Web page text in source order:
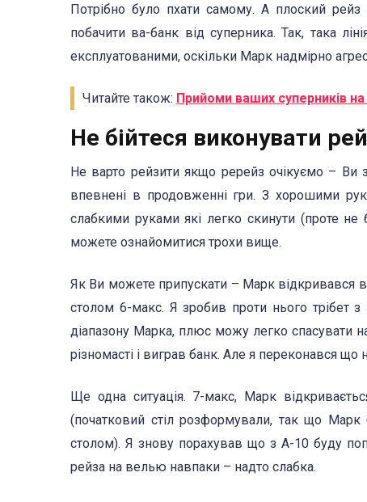
Потрібно було пхати самому. А плоский
побачити ва-банк від суперника. Так, така
експлуатованими, оскільки Марк надмірно
Читайте також: Прийоми ваших суперників
Не бійтеся виконувати
Не варто рейзити якщо ререйз очікуємо –
впевнені в продовженні гри. З хорошими
слабкими руками які легко скинути (проте не
можете ознайомитися трохи вище.
Як Ви можете припускати – Марк відкривався
столом 6-макс. Я зробив проти нього трібет
діапазону Марка, плюс можу легко спасувати
різномасті і виграв банк. Але я переконався що
Ще одна ситуація. 7-макс, Марк
(початковий стіл розформували, так що
столом). Я знову порахував що з А-10 буду
рейза на велью навпаки – надто слабка.